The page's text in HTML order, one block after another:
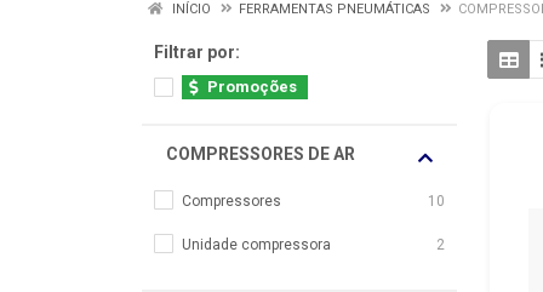
INÍCIO FERRAMENTAS PNEUMÁTICAS
Filtrar por:
Promoções
COMPRESSORES DE AR
Compressores 10
Unidade compressora 2